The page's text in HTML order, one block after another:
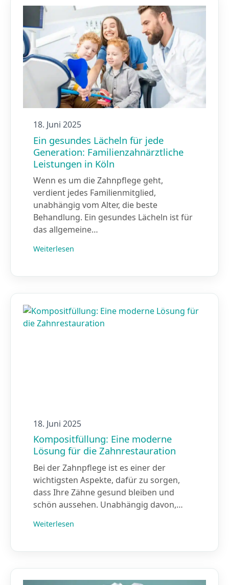
18. Juni 2025
Ein gesundes Lächeln für jede
Generation: Familienzahnärztliche
Leistungen in Köln
Wenn es um die Zahnpflege geht,
verdient jedes Familienmitglied,
unabhängig vom Alter, die beste
Behandlung. Ein gesundes Lächeln ist für
das allgemeine…
Weiterlesen
18. Juni 2025
Kompositfüllung: Eine moderne
Lösung für die Zahnrestauration
Bei der Zahnpflege ist es einer der
wichtigsten Aspekte, dafür zu sorgen,
dass Ihre Zähne gesund bleiben und
schön aussehen. Unabhängig davon,…
Weiterlesen